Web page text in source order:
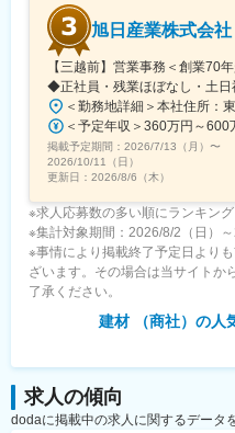
駅、竹橋駅、新宿西口駅、
府)、広電廿日市駅、県立
入口駅
旭日産業株式会社
【三越前】営業事務＜創業70
◆正社員・残業ほぼなし・土日
掲載予定期間： 2026/7/13（月） 〜
2026/10/11（日）
更新日： 2026/8/6（木）
※求人応募数の多い順にランキン
※集計対象期間：2026/8/2（日）～
※事情により掲載終了予定日より
ざいます。その場合は当サイトか
了承ください。
建材 （商社） の人
求人の傾向
dodaに掲載中の求人に関するデータ